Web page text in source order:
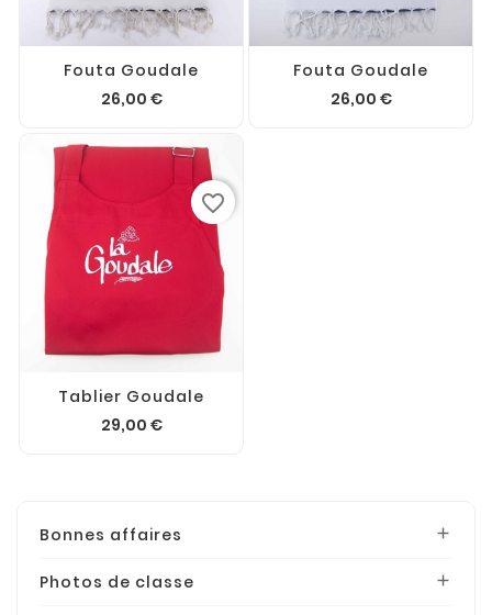
Fouta Goudale
26,00 €
Fouta Goudale
26,00 €
Tablier Goudale
29,00 €
favorite_border
Bonnes affaires 
Photos de classe 